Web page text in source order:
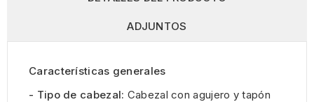
ADJUNTOS
Características generales
- Tipo de cabezal: Cabezal con agujero y tapón